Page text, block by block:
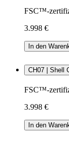
FSC™-
3.998 €
In den
CH07 | Shell
FSC™-
3.998 €
In den